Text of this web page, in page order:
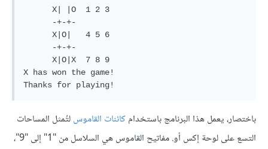
X has won the game!
باختصار، يعمل هذا البرنامج باستخدامكائنات القاموسلتُمثل المساحات
التسع على لوحة إكس أو. مفاتيح القاموس هي السلاسل من "1" إلى "9"،